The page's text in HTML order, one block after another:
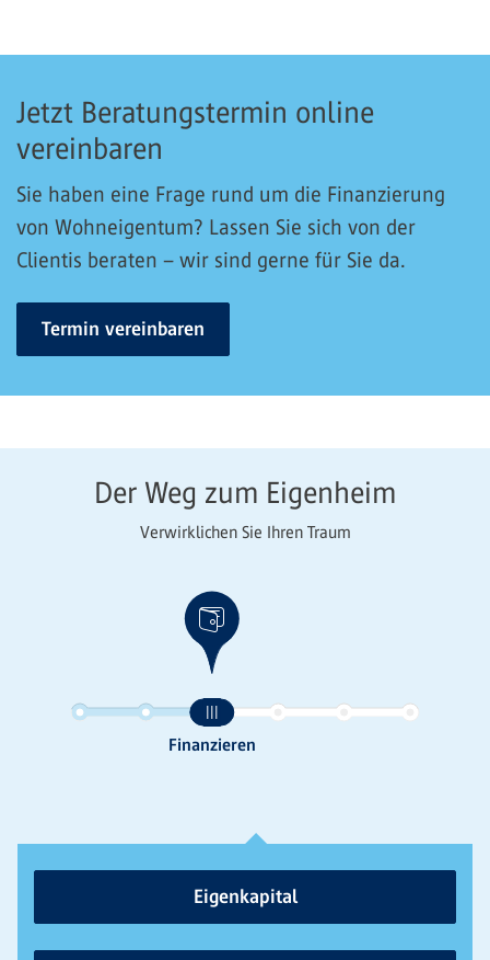
Jetzt Beratungstermin online
vereinbaren
Sie haben eine Frage rund um die Finanzierung
von Wohneigentum? Lassen Sie sich von der
Clientis beraten – wir sind gerne für Sie da.
Termin vereinbaren
Der Weg zum Eigenheim
Verwirklichen Sie Ihren Traum
Eigenkapital